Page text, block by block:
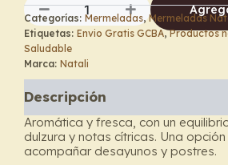
Confitura
de
Mandarina
-
Natali
cantidad
Categorías: Mermeladas,Mermeladas
Etiquetas: Envio Gratis GCBA,Productos
Saludable
Marca: Natali
Descripción
Aromática y fresca, con un
dulzura y notas cítricas. Una
acompañar desayunos y postres.